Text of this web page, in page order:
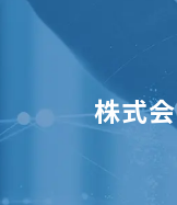
株式